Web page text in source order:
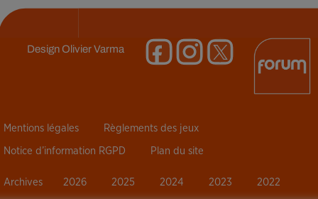
DesignOlivier Varma
Mentions légales Règlements des jeux
Notice d’information RGPD Plan du site
Archives 2026 2025 2024 2023 2022